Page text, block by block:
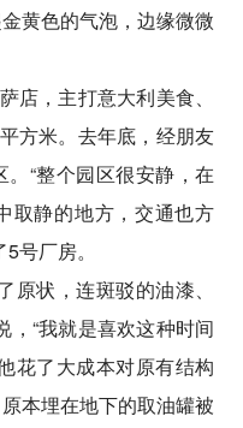
黄色的气泡，边缘微微
，主打意大利美食、
方米。去年底，经朋友
“整个园区很安静，在
取静的地方，交通也方
号厂房。
状，连斑驳的油漆、
，“我就是喜欢这种时间
花了大成本对原有结构
本埋在地下的取油罐被